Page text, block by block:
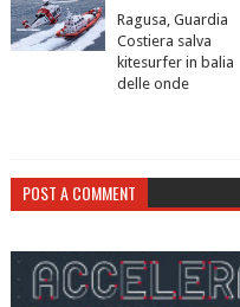
Ragusa, Guardia
Costiera salva
kitesurfer in balia
delle onde
POST A COMMENT